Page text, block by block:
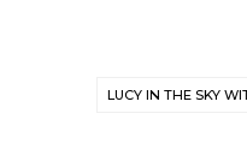
LUCY IN THE SKY